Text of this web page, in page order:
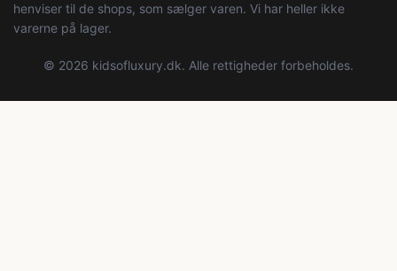
henviser til de shops, som sælger varen. Vi har heller ikke
varerne på lager.
© 2026 kidsofluxury.dk. Alle rettigheder forbeholdes.